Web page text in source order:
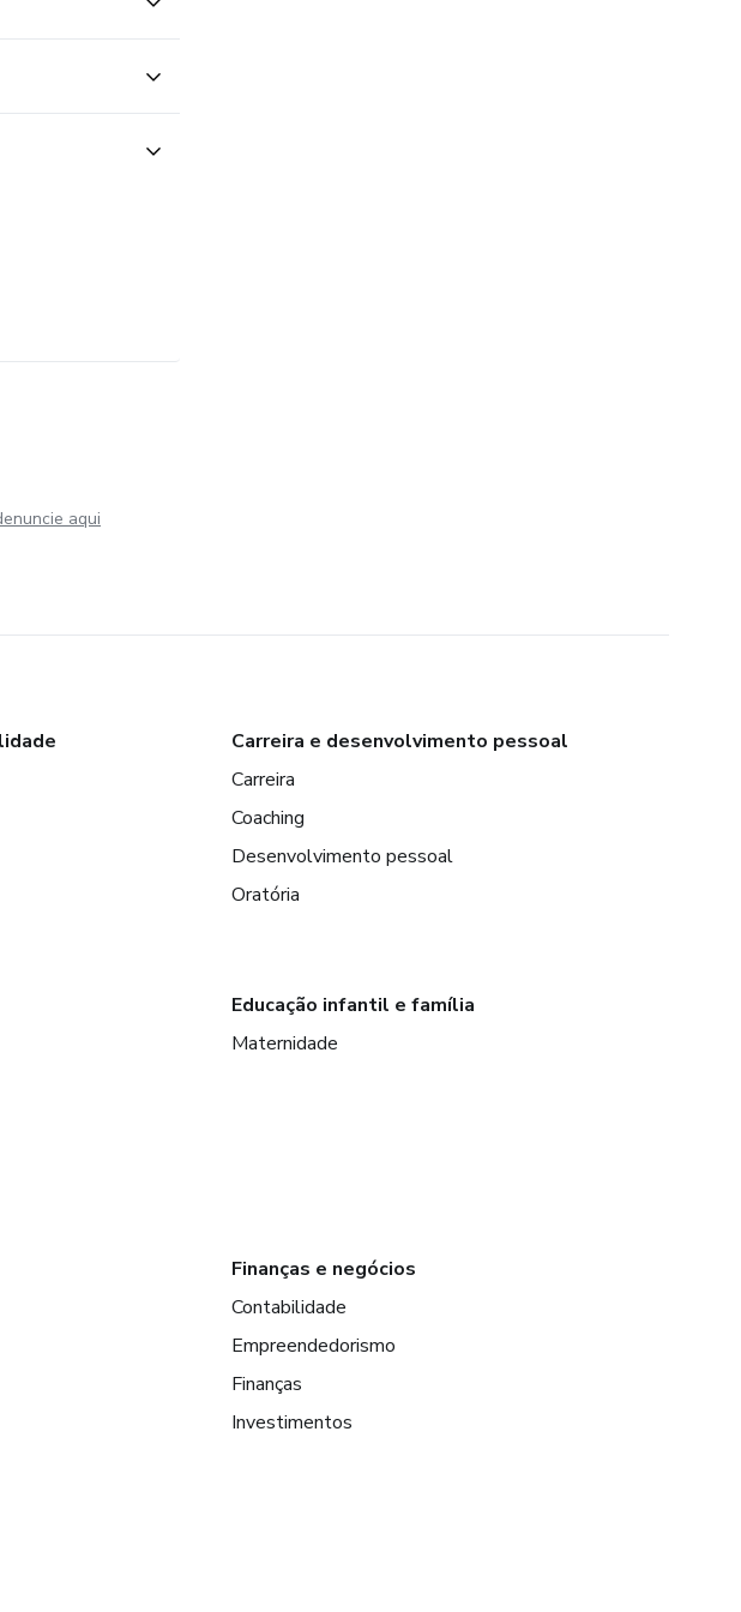
aqui
Carreira e desenvolvimento pessoal
Carreira
Coaching
Desenvolvimento pessoal
Oratória
Educação infantil e família
Maternidade
Finanças e negócios
Contabilidade
Empreendedorismo
Finanças
Investimentos